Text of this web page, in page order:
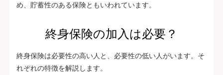
め、貯蓄性のある保険ともいわれています。
終身保険の加入は必要？
終身保険は必要性の高い人と、必要性の低い人がいます。そ
れぞれの特徴を解説します。